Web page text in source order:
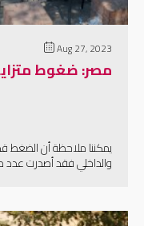
Aug 27, 2023
مصر: ضغوط
يمكننا ملاحظة أن الضغط
والداخلي فقد أصدرت